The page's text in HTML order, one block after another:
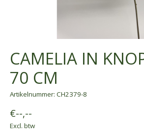
CAMELIA IN
70 CM
Artikelnummer: CH2379-8
€--,--
Excl. btw